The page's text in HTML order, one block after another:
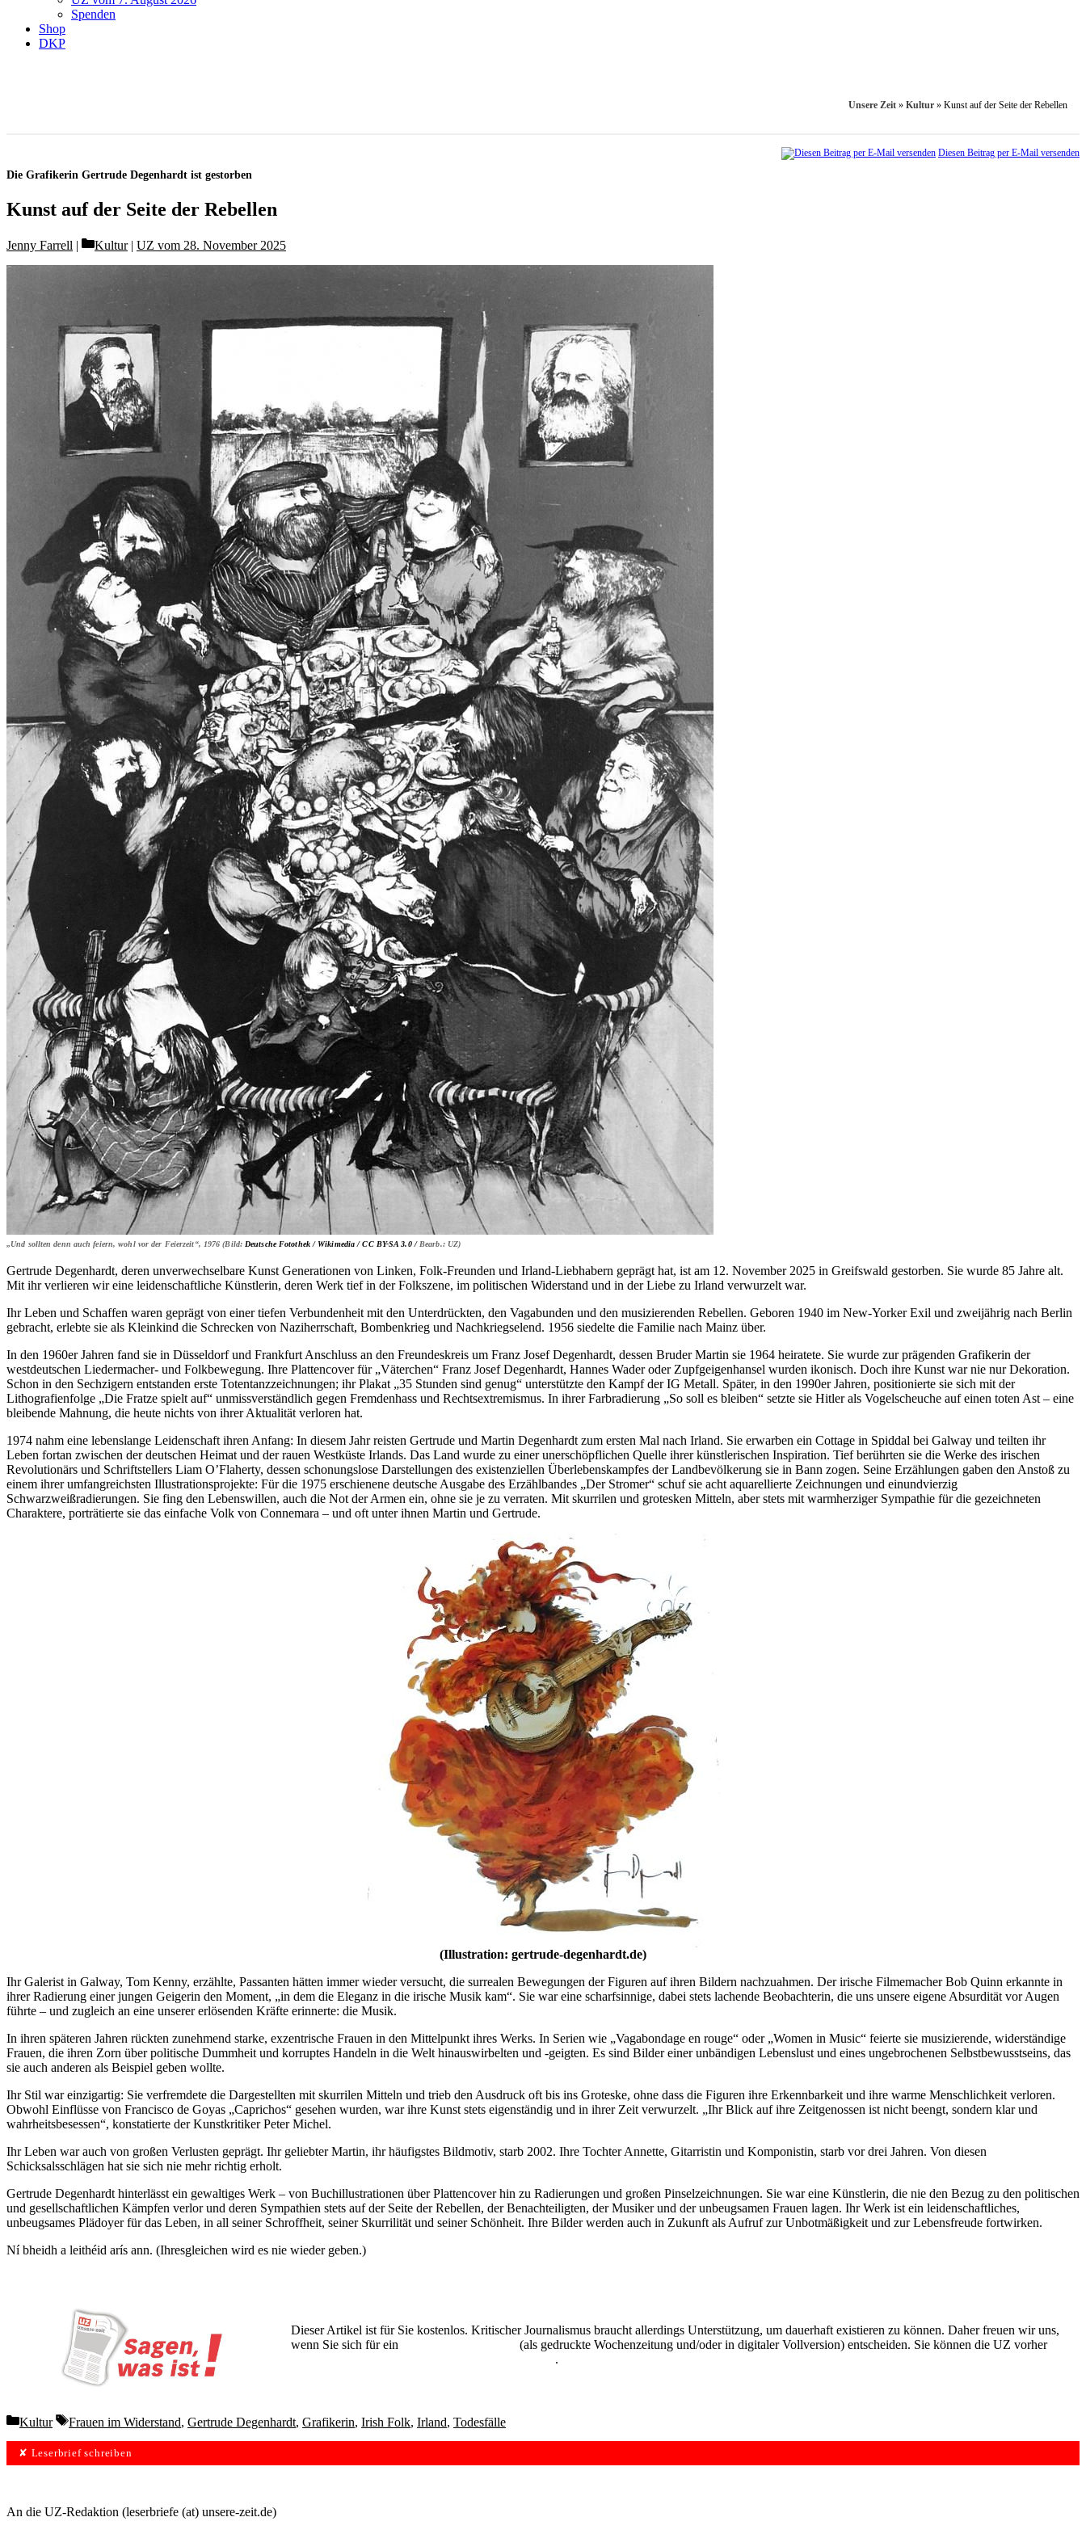
Spenden
Shop
DKP
Unsere Zeit » Kultur » Kunst auf der Seite der Rebellen
Diesen Beitrag per E-Mail versenden
Die Grafikerin Gertrude Degenhardt ist gestorben
Kunst auf der Seite der Rebellen
Jenny Farrell Categories
Kultur | UZ vom 28. November 2025
„Und sollten denn auch feiern, wohl vor der Feierzeit“, 1976 (Bild: Deutsche Fotothek / Wikimedia / CC BY-SA 3.0 /Bearb.: UZ)
Gertrude Degenhardt, deren unverwechselbare Kunst Generationen von Linken, Folk-Freunden und Irland-Liebhabern geprägt hat, ist am 12. November 2025 in Greifswald gestorben. Sie wurde 85 Jahre alt.
Mit ihr verlieren wir eine leidenschaftliche Künstlerin, deren Werk tief in der Folkszene, im politischen Widerstand und in der Liebe zu Irland verwurzelt war.
Ihr Leben und Schaffen waren geprägt von einer tiefen Verbundenheit mit den Unterdrückten, den Vagabunden und den musizierenden Rebellen. Geboren 1940 im New-Yorker Exil und zweijährig nach Berlin
gebracht, erlebte sie als Kleinkind die Schrecken von Naziherrschaft, Bombenkrieg und Nachkriegselend. 1956 siedelte die Familie nach Mainz über.
In den 1960er Jahren fand sie in Düsseldorf und Frankfurt Anschluss an den Freundeskreis um Franz Josef Degenhardt, dessen Bruder Martin sie 1964 heiratete. Sie wurde zur prägenden Grafikerin der
westdeutschen Liedermacher- und Folkbewegung. Ihre Plattencover für „Väterchen“ Franz Josef Degenhardt, Hannes Wader oder Zupfgeigenhansel wurden ikonisch. Doch ihre Kunst war nie nur Dekoration.
Schon in den Sechzigern entstanden erste Totentanzzeichnungen; ihr Plakat „35 Stunden sind genug“ unterstützte den Kampf der IG Metall. Später, in den 1990er Jahren, positionierte sie sich mit der
Lithografienfolge „Die Fratze spielt auf“ unmissverständlich gegen Fremdenhass und Rechtsextremismus. In ihrer Farbradierung „So soll es bleiben“ setzte sie Hitler als Vogelscheuche auf einen toten Ast – eine
bleibende Mahnung, die heute nichts von ihrer Aktualität verloren hat.
1974 nahm eine lebenslange Leidenschaft ihren Anfang: In diesem Jahr reisten Gertrude und Martin Degenhardt zum ersten Mal nach Irland. Sie erwarben ein Cottage in Spiddal bei Galway und teilten ihr
Leben fortan zwischen der deutschen Heimat und der rauen Westküste Irlands. Das Land wurde zu einer unerschöpflichen Quelle ihrer künstlerischen Inspiration. Tief berührten sie die Werke des irischen
Revolutionärs und Schriftstellers Liam O’Flaherty, dessen schonungslose Darstellungen des existenziellen Überlebenskampfes der Landbevölkerung sie in Bann zogen. Seine Erzählungen gaben den Anstoß zu
einem ihrer umfangreichsten Illustrationsprojekte: Für die 1975 erschienene deutsche Ausgabe des Erzählbandes „Der Stromer“ schuf sie acht aquarellierte Zeichnungen und einundvierzig
Schwarzweißradierungen. Sie fing den Lebenswillen, auch die Not der Armen ein, ohne sie je zu verraten. Mit skurrilen und grotesken Mitteln, aber stets mit warmherziger Sympathie für die gezeichneten
Charaktere, porträtierte sie das einfache Volk von Connemara – und oft unter ihnen Martin und Gertrude.
(Illustration: gertrude-degenhardt.de)
Ihr Galerist in Galway, Tom Kenny, erzählte, Passanten hätten immer wieder versucht, die surrealen Bewegungen der Figuren auf ihren Bildern nachzuahmen. Der irische Filmemacher Bob Quinn erkannte in
ihrer Radierung einer jungen Geigerin den Moment, „in dem die Eleganz in die irische Musik kam“. Sie war eine scharfsinnige, dabei stets lachende Beobachterin, die uns unsere eigene Absurdität vor Augen
führte – und zugleich an eine unserer erlösenden Kräfte erinnerte: die Musik.
In ihren späteren Jahren rückten zunehmend starke, exzentrische Frauen in den Mittelpunkt ihres Werks. In Serien wie „Vagabondage en rouge“ oder „Women in Music“ feierte sie musizierende, widerständige
Frauen, die ihren Zorn über politische Dummheit und korruptes Handeln in die Welt hinauswirbelten und -geigten. Es sind Bilder einer unbändigen Lebenslust und eines ungebrochenen Selbstbewusstseins, das
sie auch anderen als Beispiel geben wollte.
Ihr Stil war einzigartig: Sie verfremdete die Dargestellten mit skurrilen Mitteln und trieb den Ausdruck oft bis ins Groteske, ohne dass die Figuren ihre Erkennbarkeit und ihre warme Menschlichkeit verloren.
Obwohl Einflüsse von Francisco de Goyas „Caprichos“ gesehen wurden, war ihre Kunst stets eigenständig und in ihrer Zeit verwurzelt. „Ihr Blick auf ihre Zeitgenossen ist nicht beengt, sondern klar und
wahrheitsbesessen“, konstatierte der Kunstkritiker Peter Michel.
Ihr Leben war auch von großen Verlusten geprägt. Ihr geliebter Martin, ihr häufigstes Bildmotiv, starb 2002. Ihre Tochter Annette, Gitarristin und Komponistin, starb vor drei Jahren. Von diesen
Schicksalsschlägen hat sie sich nie mehr richtig erholt.
Gertrude Degenhardt hinterlässt ein gewaltiges Werk – von Buchillustrationen über Plattencover hin zu Radierungen und großen Pinselzeichnungen. Sie war eine Künstlerin, die nie den Bezug zu den politischen
und gesellschaftlichen Kämpfen verlor und deren Sympathien stets auf der Seite der Rebellen, der Benachteiligten, der Musiker und der unbeugsamen Frauen lagen. Ihr Werk ist ein leidenschaftliches,
unbeugsames Plädoyer für das Leben, in all seiner Schroffheit, seiner Skurrilität und seiner Schönheit. Ihre Bilder werden auch in Zukunft als Aufruf zur Unbotmäßigkeit und zur Lebensfreude fortwirken.
Ní bheidh a leithéid arís ann. (Ihresgleichen wird es nie wieder geben.)
Dieser Artikel ist für Sie kostenlos. Kritischer Journalismus braucht allerdings Unterstützung, um dauerhaft existieren zu können. Daher freuen wir uns,
wenn Sie sich für ein
(als gedruckte Wochenzeitung und/oder in digitaler Vollversion) entscheiden. Sie können die UZ vorher
.
Categories
Kultur Tags
Frauen im Widerstand, Gertrude Degenhardt, Grafikerin, Irish Folk, Irland, Todesfälle
✘ Leserbrief schreiben
An die UZ-Redaktion (leserbriefe (at) unsere-zeit.de)